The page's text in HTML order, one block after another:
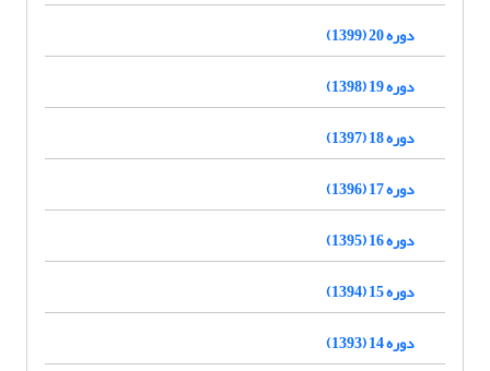
دوره 20 (1399)
دوره 19 (1398)
دوره 18 (1397)
دوره 17 (1396)
دوره 16 (1395)
دوره 15 (1394)
دوره 14 (1393)